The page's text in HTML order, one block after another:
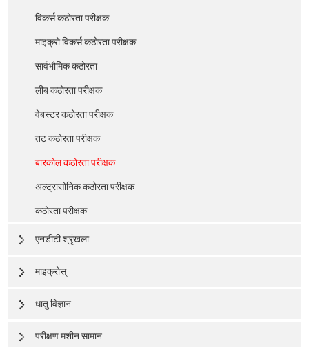
विकर्स कठोरता परीक्षक
माइक्रो विकर्स कठोरता परीक्षक
सार्वभौमिक कठोरता
लीब कठोरता परीक्षक
वेबस्टर कठोरता परीक्षक
तट कठोरता परीक्षक
बारकोल कठोरता परीक्षक
अल्ट्रासोनिक कठोरता परीक्षक
कठोरता परीक्षक
एनडीटी श्रृंखला
माइक्रोस्
धातु विज्ञान
परीक्षण मशीन सामान